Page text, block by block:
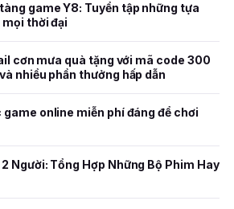
game Y8: Tuyển tập những tựa
thời đại
cơn mưa quà tặng với mã code 300
nhiều phần thưởng hấp dẫn
online miễn phí đáng để chơi
Người: Tổng Hợp Những Bộ Phim Hay